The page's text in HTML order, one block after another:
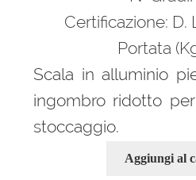
Certificazione:
Portata
Scala in alluminio
ingombro ridotto
stoccaggio.
Aggiungi al